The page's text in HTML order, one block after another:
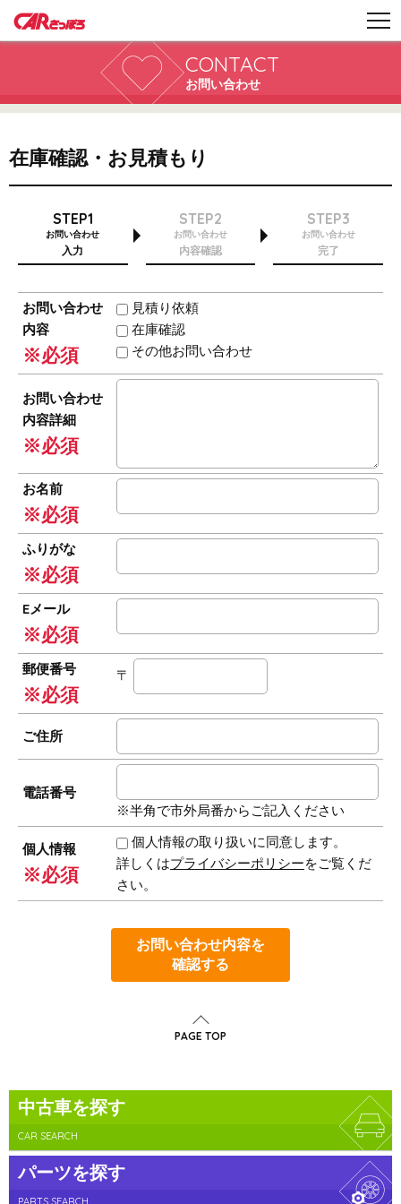
CONTACT
お問い合わせ
在庫確認・お見積もり
STEP1
お問い合わせ
入力
STEP2
お問い合わせ
内容確認
STEP3
お問い合わせ
完了
お問い合わせ
内容
※必須
見積り依頼
在庫確認
その他お問い合わせ
お問い合わせ
内容詳細
※必須
お名前
※必須
ふりがな
※必須
Eメール
※必須
郵便番号
※必須
〒
ご住所
電話番号
※半角で市外局番からご記入ください
個人情報
※必須
個人情報の取り扱いに同意します。
詳しくはプライバシーポリシーをご覧くだ
さい。
お問い合わせ内容を
確認する
PAGE TOP
中古車を探す
CAR SEARCH
パーツを探す
PARTS SEARCH